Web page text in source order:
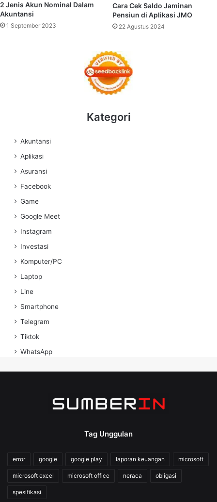
2 Jenis Akun Nominal Dalam
Akuntansi
1 September 2023
Cara Cek Saldo Jaminan
Pensiun di Aplikasi JMO
22 Agustus 2024
Kategori
Akuntansi
Aplikasi
Asuransi
Facebook
Game
Google Meet
Instagram
Investasi
Komputer/PC
Laptop
Line
Smartphone
Telegram
Tiktok
WhatsApp
Tag Unggulan
error google google play laporan keuangan microsoft
microsoft excel microsoft office neraca obligasi
spesifikasi